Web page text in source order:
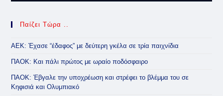
Παίζει Τώρα ..
ΑΕΚ: Έχασε “έδαφος” με δεύτερη γκέλα σε τρία παιχνίδια
ΠΑΟΚ: Και πάλι πρώτος με ωραίο ποδόσφαιρο
ΠΑΟΚ: Έβγαλε την υποχρέωση και στρέφει το βλέμμα του σε
Κηφισιά και Ολυμπιακό